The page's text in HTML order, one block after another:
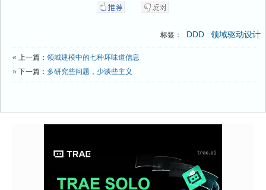
标签： DDD 领域驱动设计
« 上一篇： 领域建模中的七种坏味道信息
» 下一篇： 多研究些问题，少谈些主义